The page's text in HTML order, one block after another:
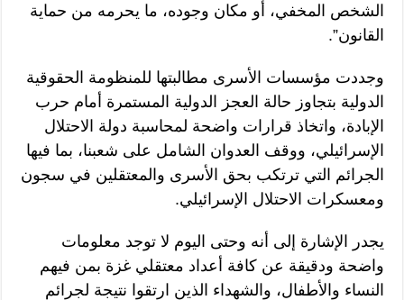
الشخص المخفي، أو مكان وجوده، ما يحرمه من حماية
القانون”.
وجددت مؤسسات الأسرى مطالبتها للمنظومة الحقوقية
الدولية بتجاوز حالة العجز الدولية المستمرة أمام حرب
الإبادة، واتخاذ قرارات واضحة لمحاسبة دولة الاحتلال
الإسرائيلي، ووقف العدوان الشامل على شعبنا، بما فيها
الجرائم التي ترتكب بحق الأسرى والمعتقلين في سجون
ومعسكرات الاحتلال الإسرائيلي.
يجدر الإشارة إلى أنه وحتى اليوم لا توجد معلومات
واضحة ودقيقة عن كافة أعداد معتقلي غزة بمن فيهم
النساء والأطفال، والشهداء الذين ارتقوا نتيجة لجرائم